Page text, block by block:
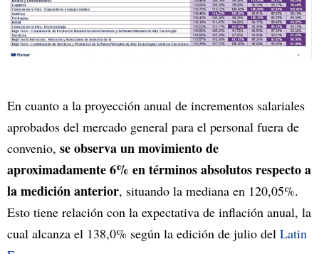
En cuanto a la proyección anual de incrementos salariales
aprobados del mercado general para el personal fuera de
convenio, se observa un movimiento de
aproximadamente 6% en términos absolutos respecto a
la medición anterior, situando la mediana en 120,05%.
Esto tiene relación con la expectativa de inflación anual, la
cual alcanza el 138,0% según la edición de julio del Latin